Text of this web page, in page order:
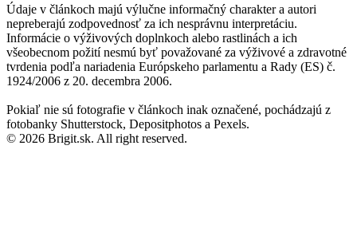
Údaje v článkoch majú výlučne informačný charakter a autori
nepreberajú zodpovednosť za ich nesprávnu interpretáciu.
Informácie o výživových doplnkoch alebo rastlinách a ich
všeobecnom požití nesmú byť považované za výživové a zdravotné
tvrdenia podľa nariadenia Európskeho parlamentu a Rady (ES) č.
1924/2006 z 20. decembra 2006.
Pokiaľ nie sú fotografie v článkoch inak označené, pochádzajú z
fotobanky Shutterstock, Depositphotos a Pexels.
© 2026 Brigit.sk. All right reserved.